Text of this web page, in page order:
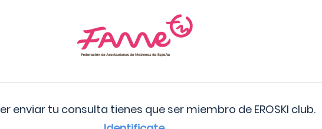
enviar tu consulta tienes que ser miembro de EROSKI club.